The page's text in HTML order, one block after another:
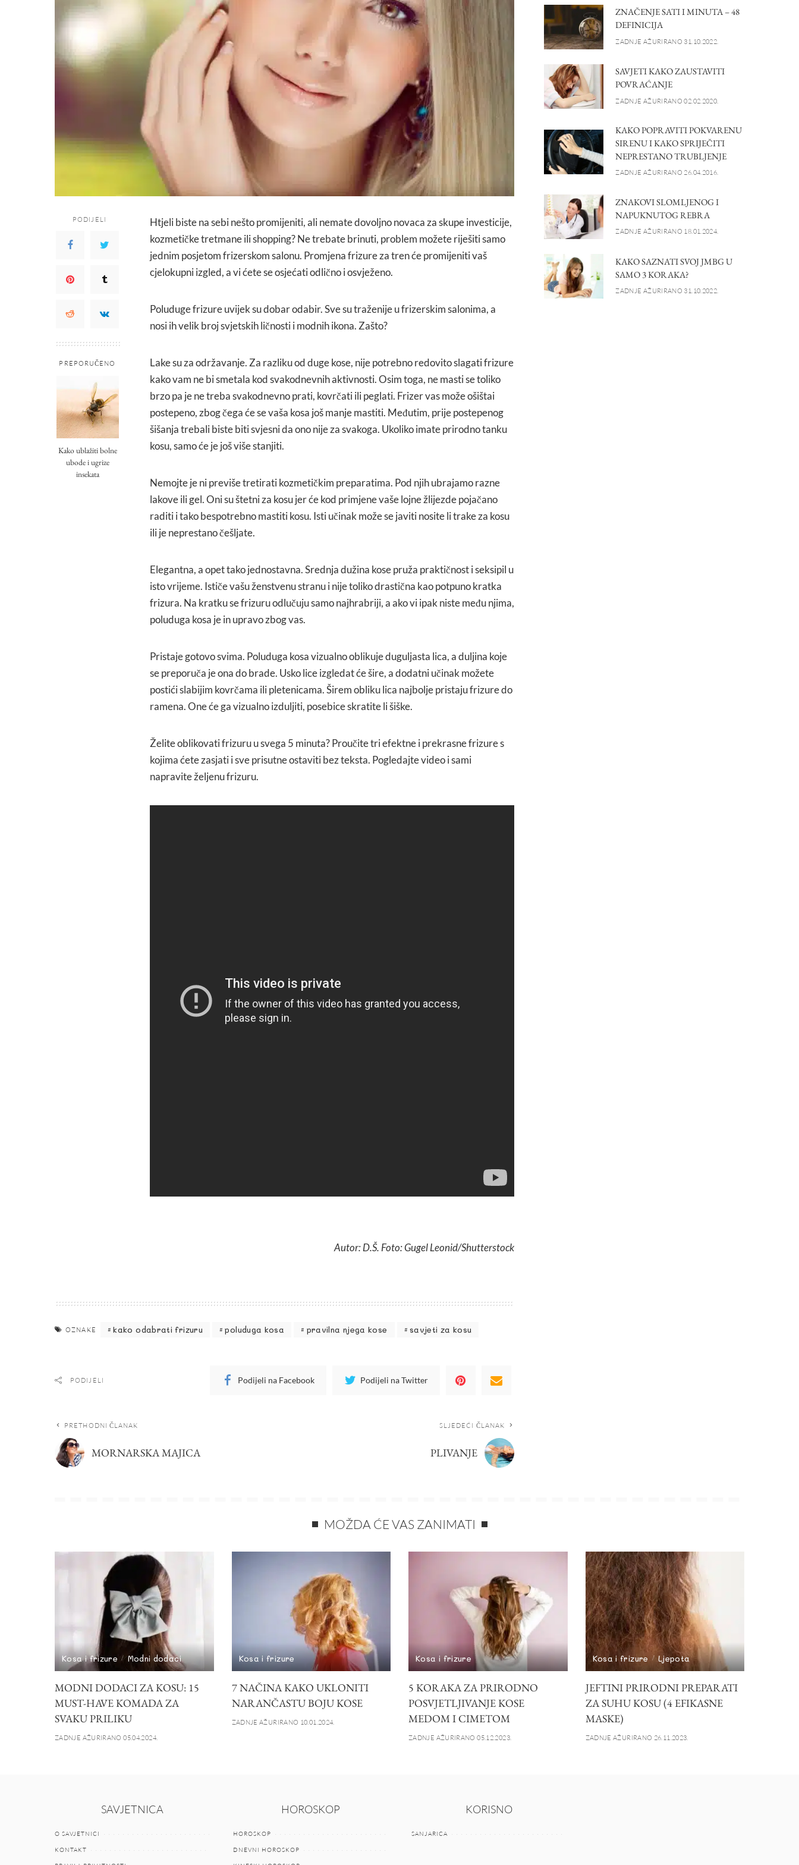
PODIJELI
PREPORUČENO
Kako ublažiti bolne
ubode i ugrize
insekata
Htjeli biste na sebi nešto promijeniti, ali nemate dovoljno novaca za skupe investicije,
kozmetičke tretmane ili shopping? Ne trebate brinuti, problem možete riješiti samo
jednim posjetom frizerskom salonu. Promjena frizure za tren će promijeniti vaš
cjelokupni izgled, a vi ćete se osjećati odlično i osvježeno.
Poluduge frizure uvijek su dobar odabir. Sve su traženije u frizerskim salonima, a
nosi ih velik broj svjetskih ličnosti i modnih ikona. Zašto?
Lake su za održavanje. Za razliku od duge kose, nije potrebno redovito slagati frizure
kako vam ne bi smetala kod svakodnevnih aktivnosti. Osim toga, ne masti se toliko
brzo pa je ne treba svakodnevno prati, kovrčati ili peglati. Frizer vas može ošištai
postepeno, zbog čega će se vaša kosa još manje mastiti. Međutim, prije postepenog
šišanja trebali biste biti svjesni da ono nije za svakoga. Ukoliko imate prirodno tanku
kosu, samo će je još više stanjiti.
Nemojte je ni previše tretirati kozmetičkim preparatima. Pod njih ubrajamo razne
lakove ili gel. Oni su štetni za kosu jer će kod primjene vaše lojne žlijezde pojačano
raditi i tako bespotrebno mastiti kosu. Isti učinak može se javiti nosite li trake za kosu
ili je neprestano češljate.
Elegantna, a opet tako jednostavna. Srednja dužina kose pruža praktičnost i seksipil u
isto vrijeme. Ističe vašu ženstvenu stranu i nije toliko drastična kao potpuno kratka
frizura. Na kratku se frizuru odlučuju samo najhrabriji, a ako vi ipak niste među njima,
poluduga kosa je in upravo zbog vas.
Pristaje gotovo svima. Poluduga kosa vizualno oblikuje duguljasta lica, a duljina koje
se preporuča je ona do brade. Usko lice izgledat će šire, a dodatni učinak možete
postići slabijim kovrčama ili pletenicama. Širem obliku lica najbolje pristaju frizure do
ramena. One će ga vizualno izduljiti, posebice skratite li šiške.
Želite oblikovati frizuru u svega 5 minuta? Proučite tri efektne i prekrasne frizure s
kojima ćete zasjati i sve prisutne ostaviti bez teksta. Pogledajte video i sami
napravite željenu frizuru.
Autor: D.Š. Foto: Gugel Leonid/Shutterstock
OZNAKE kako odabrati frizuru poluduga kosa pravilna njega kose savjeti za kosu
PODIJELI Podijeli na Facebook Podijeli na Twitter
PRETHODNI ČLANAK
MORNARSKA MAJICA
SLJEDEĆI ČLANAK
PLIVANJE
ZNAČENJE SATI I MINUTA – 48
DEFINICIJA
ZADNJE AŽURIRANO 31.10.2022.
SAVJETI KAKO ZAUSTAVITI
POVRAĆANJE
ZADNJE AŽURIRANO 02.02.2020.
KAKO POPRAVITI POKVARENU
SIRENU I KAKO SPRIJEČITI
NEPRESTANO TRUBLJENJE
ZADNJE AŽURIRANO 26.04.2016.
ZNAKOVI SLOMLJENOG I
NAPUKNUTOG REBRA
ZADNJE AŽURIRANO 18.01.2024.
KAKO SAZNATI SVOJ JMBG U
SAMO 3 KORAKA?
ZADNJE AŽURIRANO 31.10.2022.
MOŽDA ĆE VAS ZANIMATI
Kosa i frizure Modni dodaci
MODNI DODACI ZA KOSU: 15
MUST-HAVE KOMADA ZA
SVAKU PRILIKU
ZADNJE AŽURIRANO 05.04.2024.
Kosa i frizure
7 NAČINA KAKO UKLONITI
NARANČASTU BOJU KOSE
ZADNJE AŽURIRANO 10.01.2024.
Kosa i frizure
5 KORAKA ZA PRIRODNO
POSVJETLJIVANJE KOSE
MEDOM I CIMETOM
ZADNJE AŽURIRANO 05.12.2023.
Kosa i frizure Ljepota
JEFTINI PRIRODNI PREPARATI
ZA SUHU KOSU (4 EFIKASNE
MASKE)
ZADNJE AŽURIRANO 26.11.2023.
SAVJETNICA
O SAVJETNICI
KONTAKT
HOROSKOP
HOROSKOP
DNEVNI HOROSKOP
KORISNO
SANJARICA